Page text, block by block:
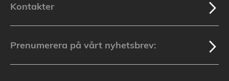
Kontakter
Prenumerera på vårt nyhetsbrev: